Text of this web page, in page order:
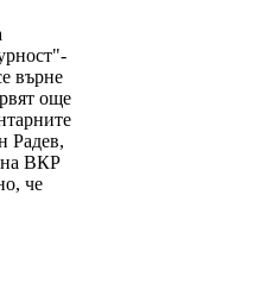
върне
още
Радев,
на ВКР
че